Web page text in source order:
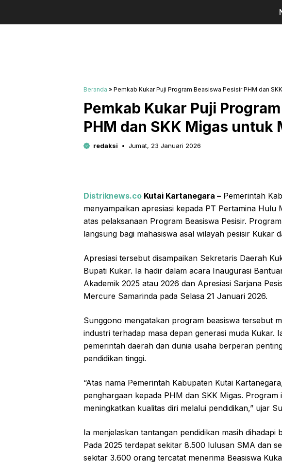
Beranda » Pemkab Kukar Puji Program Beasiswa Pesisir PHM dan
Pemkab Kukar Puji
PHM dan SKK Migas untuk
redaksi Jumat, 23 Januari 2026
Distriknews.co Kutai Kartanegara – Pemerintah
menyampaikan apresiasi kepada PT Pertamina Hulu
atas pelaksanaan Program Beasiswa Pesisir.
langsung bagi mahasiswa asal wilayah pesisir Kukar
Apresiasi tersebut disampaikan Sekretaris Daerah
Bupati Kukar. Ia hadir dalam acara Inaugurasi
Akademik 2025 atau 2026 dan Apresiasi Sarjana
Mercure Samarinda pada Selasa 21 Januari 2026.
Sunggono mengatakan program beasiswa tersebut
industri terhadap masa depan generasi muda Kukar.
pemerintah daerah dan dunia usaha berperan
pendidikan tinggi.
“Atas nama Pemerintah Kabupaten Kutai
penghargaan kepada PHM dan SKK Migas. Program
meningkatkan kualitas diri melalui pendidikan,” ujar
Ia menjelaskan tantangan pendidikan masih dihadapi
Pada 2025 terdapat sekitar 8.500 lulusan SMA dan
sekitar 3.600 orang tercatat menerima Beasiswa